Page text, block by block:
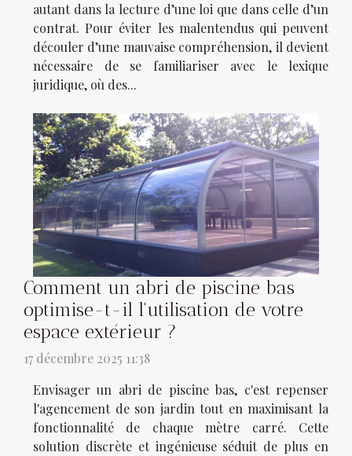
autant dans la lecture d’une loi que dans celle d’un
contrat. Pour éviter les malentendus qui peuvent
découler d’une mauvaise compréhension, il devient
nécessaire de se familiariser avec le lexique
juridique, où des...
Comment un abri de piscine bas
optimise-t-il l'utilisation de votre
espace extérieur ?
17 décembre 2025 11:38
Envisager un abri de piscine bas, c'est repenser
l'agencement de son jardin tout en maximisant la
fonctionnalité de chaque mètre carré. Cette
solution discrète et ingénieuse séduit de plus en